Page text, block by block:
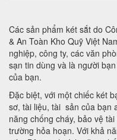
Các sản phẩm két sắt do
& An Toàn Kho Quỹ Việt
nghiệp, công ty, các văn
sạn tin dùng và là người
của bạn.
Đặc biệt, với một chiếc két
sơ, tài liệu, tài sản của bạn
năng chống cháy, bảo vệ
trường hỏa hoạn. Với khả